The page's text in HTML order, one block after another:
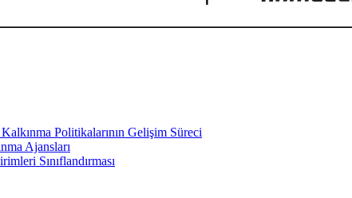
Politikalarının Gelişim Süreci
Ajansları
Sınıflandırması